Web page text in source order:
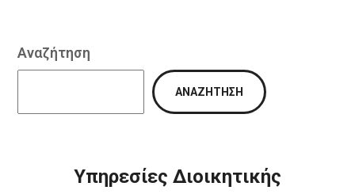
Αναζήτηση
ΑΝΑΖΉΤΗΣΗ
Υπηρεσίες Διοικητικής